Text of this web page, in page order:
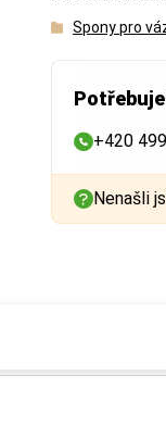
Spony pro
+420
Nenašli